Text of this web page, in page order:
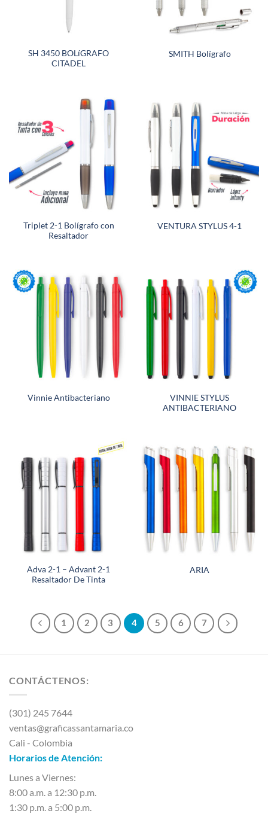
SH 3450 BOLíGRAFO
CITADEL
SMITH Bolígrafo
Triplet 2-1 Bolígrafo con
Resaltador
VENTURA STYLUS 4-1
Vinnie Antibacteriano
VINNIE STYLUS
ANTIBACTERIANO
Adva 2-1 – Advant 2-1
Resaltador De Tinta
ARIA
1 2 3 4 5 6 7
CONTÁCTENOS:
(301) 245 7644
ventas@graficassantamaria.co
Cali - Colombia
Horarios de Atención:
Lunes a Viernes:
8:00 a.m. a 12:30 p.m.
1:30 p.m. a 5:00 p.m.